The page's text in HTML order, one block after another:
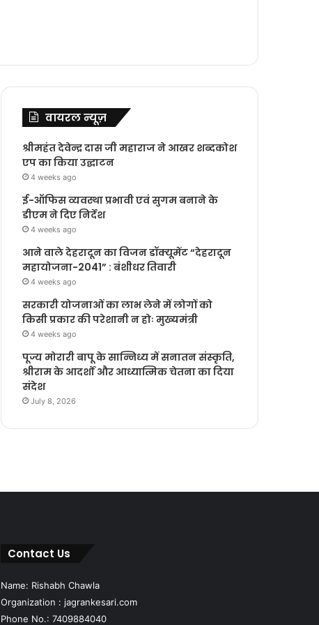
वायरल न्यूज़
श्रीमहंत देवेन्द्र दास जी महाराज ने आखर शब्दकोश
एप का किया उद्घाटन
4 weeks ago
ई-ऑफिस व्यवस्था प्रभावी एवं सुगम बनाने के
डीएम ने दिए निर्देश
4 weeks ago
आने वाले देहरादून का विजन डॉक्यूमेंट “देहरादून
महायोजना-2041” : बंशीधर तिवारी
4 weeks ago
सरकारी योजनाओं का लाभ लेने में लोगों को
किसी प्रकार की परेशानी न होः मुख्यमंत्री
4 weeks ago
पूज्य मोरारी बापू के सान्निध्य में सनातन संस्कृति,
श्रीराम के आदर्शों और आध्यात्मिक चेतना का दिया
संदेश
July 8, 2026
Contact Us
Name: Rishabh Chawla
Organization : jagrankesari.com
Phone No.: 7409884040